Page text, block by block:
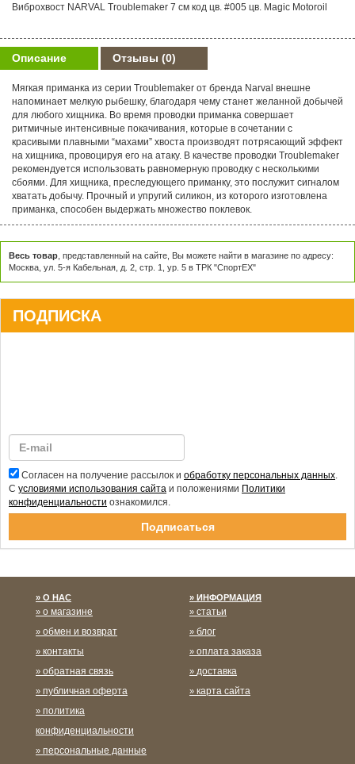
Виброхвост NARVAL Troublemaker 7 см код цв. #005 цв. Magic Motoroil
Описание Отзывы (0)
Мягкая приманка из серии Troublemaker от бренда Narval внешне
напоминает мелкую рыбешку, благодаря чему станет желанной добычей
для любого хищника. Во время проводки приманка совершает
ритмичные интенсивные покачивания, которые в сочетании с
красивыми плавными “махами” хвоста производят потрясающий эффект
на хищника, провоцируя его на атаку. В качестве проводки Troublemaker
рекомендуется использовать равномерную проводку с несколькими
сбоями. Для хищника, преследующего приманку, это послужит сигналом
хватать добычу. Прочный и упругий силикон, из которого изготовлена
приманка, способен выдержать множество поклевок.
Весь товар , представленный на сайте, Вы можете найти в магазине по адресу:
Москва, ул. 5-я Кабельная, д. 2, стр. 1, ур. 5 в ТРК "СпортЕХ"
ПОДПИСКА
Согласен на получение рассылок и обработку персональных данных
С условиями использования сайта и положениями Политики
конфиденциальности ознакомился.
О НАС
о магазине
обмен и возврат
контакты
обратная связь
публичная оферта
политика
конфиденциальности
персональные данные
ИНФОРМАЦИЯ
статьи
блог
оплата заказа
доставка
карта сайта